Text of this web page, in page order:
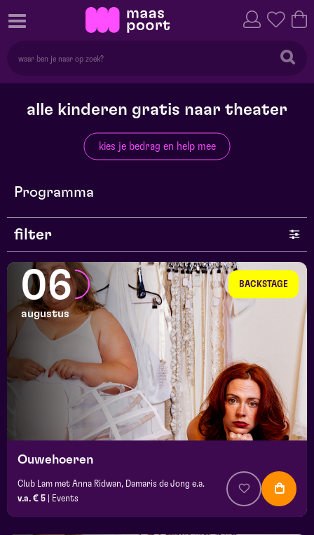
alle kinderen gratis naar theater
kies je bedrag en help mee
Programma
filter
genre
series en selecties
BACKSTAGE
06
augustus
Ouwehoeren
Club Lam met Anna Ridwan, Damaris de Jong e.a.
v.a. € 5
Events